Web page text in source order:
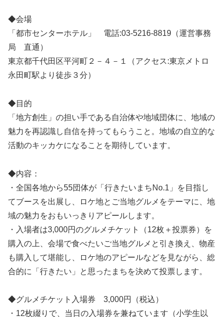
◆会場
「都市センターホテル」 電話:03-5216-8819（運営事務
局 直通）
東京都千代田区平河町２－４－１（アクセス:東京メトロ
永田町駅より徒歩３分）
◆目的
「地方創生」の担い手である自治体や地域団体に、地域の
魅力を再認識し自信を持ってもらうこと。地域の自立的な
活動のキッカケになることを期待しています。
◆内容：
・全国各地から55団体が「行きたいまちNo.1」を目指し
てブースを出展し、ロケ地とご当地グルメをテーマに、地
域の魅力をおもいっきりアピールします。
・入場者は3,000円のグルメチケット（12枚＋投票券）を
購入の上、会場で食べたいご当地グルメと引き換え、物産
も購入して堪能し、ロケ地のアピールなどを見ながら、総
合的に「行きたい」と思ったまちを決めて投票します。
◆グルメチケット入場券 3,000円（税込）
・12枚綴りで、当日の入場券を兼ねています（小学生以